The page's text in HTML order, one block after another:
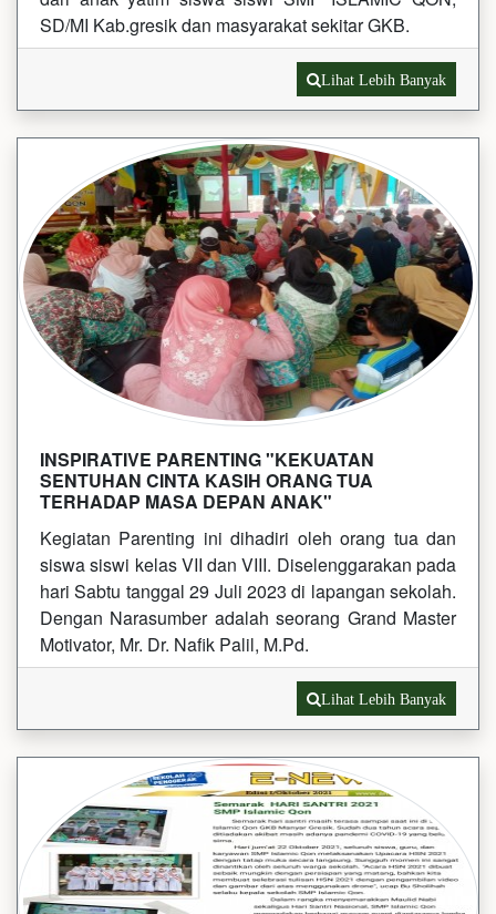
SD/MI Kab.gresik dan masyarakat sekitar GKB.
Lihat Lebih Banyak
INSPIRATIVE PARENTING "KEKUATAN
SENTUHAN CINTA KASIH ORANG TUA
TERHADAP MASA DEPAN ANAK"
Kegiatan Parenting ini dihadiri oleh orang tua dan
siswa siswi kelas VII dan VIII. Diselenggarakan pada
hari Sabtu tanggal 29 Juli 2023 di lapangan sekolah.
Dengan Narasumber adalah seorang Grand Master
Motivator, Mr. Dr. Nafik Palil, M.Pd.
Lihat Lebih Banyak